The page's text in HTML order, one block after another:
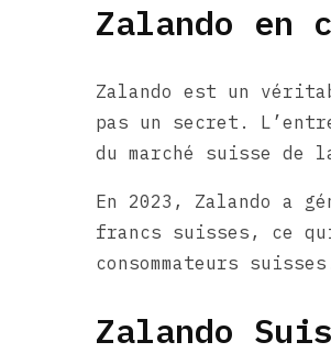
Zalando en
Zalando est un
pas un secret.
du marché suisse de
En 2023, Zalando a
francs suisses, ce
consommateurs
Zalando